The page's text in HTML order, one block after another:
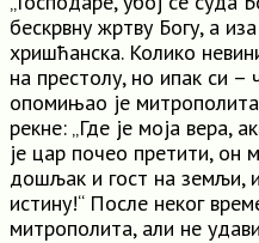
бескрвну жртву Богу, a
хришћанска. Колико
на престолу, но ипак си –
опомињао је
рекне: „Где је моја вера,
је цар почео претити, он
дошљак и гост на земљи,
истину!“ После неког
митрополита, али не